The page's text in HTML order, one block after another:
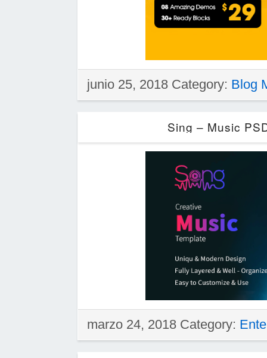
junio 25, 2018 Category: Blog
Sing – Music
marzo 24, 2018 Category: